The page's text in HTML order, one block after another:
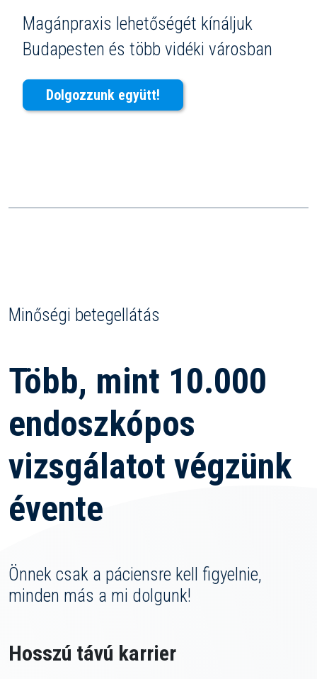
Magánpraxis lehetőségét kínáljuk
Budapesten és több vidéki városban
Dolgozzunk együtt!
Minőségi betegellátás
Több, mint 10.000
endoszkópos
vizsgálatot végzünk
évente
Önnek csak a páciensre kell figyelnie,
minden más a mi dolgunk!
Hosszú távú karrier